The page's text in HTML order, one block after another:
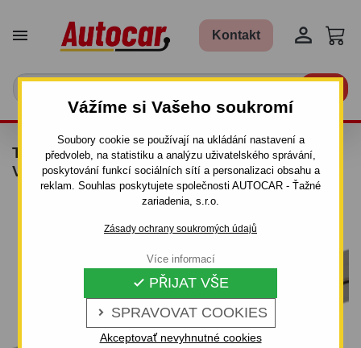
Vážíme si Vašeho soukromí
Soubory cookie se používají na ukládání nastavení a
předvoleb, na statistiku a analýzu uživatelského správání,
poskytování funkcí sociálních sítí a personalizaci obsahu a
reklam. Souhlas poskytujete společnosti AUTOCAR - Ťažné
zariadenia, s.r.o.
Zásady ochrany soukromých údajů
 SPRAVOVAT COOKIES
 PŘIJAT VŠE
Akceptovať nevyhnutné cookies
Více informací
 Kontakt 
TAŽNÉ ZAŘÍZENÍ PRO PEUGEOT BOXER -
VALNÍK L1, L2, L3 - ŠROUBOVÝ SYSTÉM